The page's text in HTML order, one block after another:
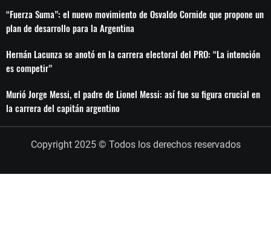
“Fuerza Suma”: el nuevo movimiento de Osvaldo Cornide que propone un
plan de desarrollo para la Argentina
Hernán Lacunza se anotó en la carrera electoral del PRO: “La intención
es competir”
Murió Jorge Messi, el padre de Lionel Messi: así fue su figura crucial en
la carrera del capitán argentino
Copyright 2025 © Todos los derechos reservados